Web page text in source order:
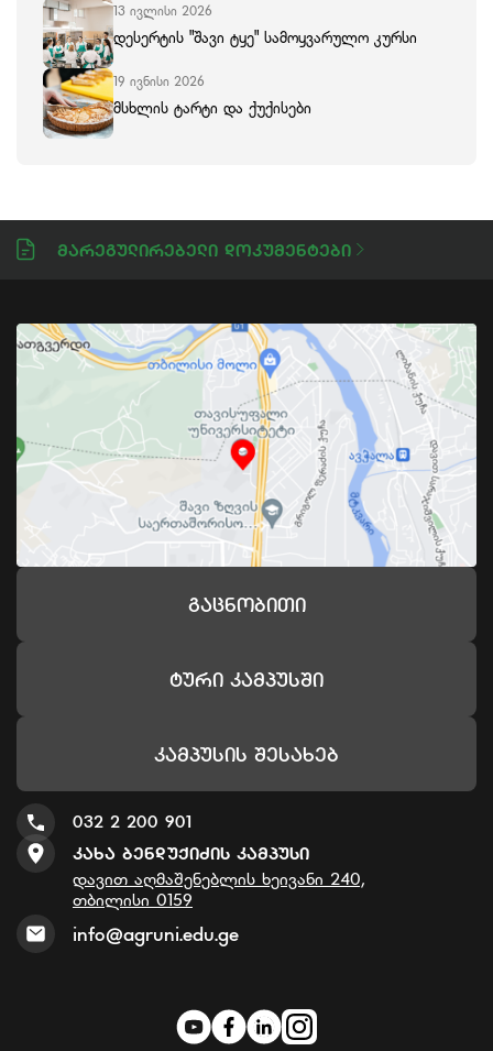
13 ივლისი 2026
დესერტის "შავი ტყე" სამოყვარულო კურსი
19 ივნისი 2026
მსხლის ტარტი და ქუქისები
Მარეგულირებელი Დოკუმენტები
Გაცნობითი
Ტური Კამპუსში
Კამპუსის Შესახებ
032 2 200 901
Კახა Ბენდუქიძის Კამპუსი
დავით აღმაშენებლის ხეივანი 240,
თბილისი 0159
info@agruni.edu.ge